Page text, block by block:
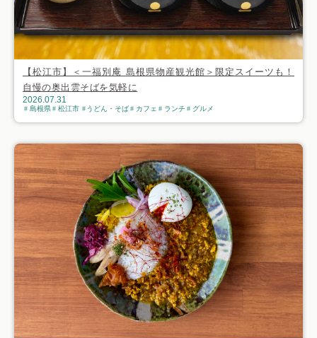
【松江市】＜一福別庵 島根県物産観光館＞限定スイーツも！
自慢の奥出雲そばを気軽に
2026.07.31
島根県 松江市 うどん・そば カフェ ランチ グルメ